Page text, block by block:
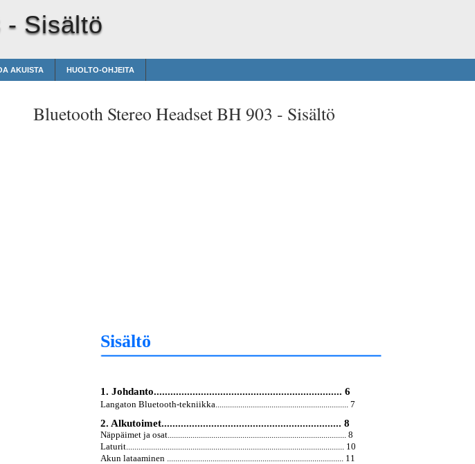
- Sisältö
AKUISTA HUOLTO-OHJEITA
Bluetooth Stereo Headset BH 903 - Sisältö
Sisältö
1. Johdanto.................................................................... 6
Langaton Bluetooth-tekniikka................................................................ 7
2. Alkutoimet................................................................. 8
Näppäimet ja osat...................................................................................... 8
Laturit......................................................................................................... 10
Akun lataaminen ..................................................................................... 11